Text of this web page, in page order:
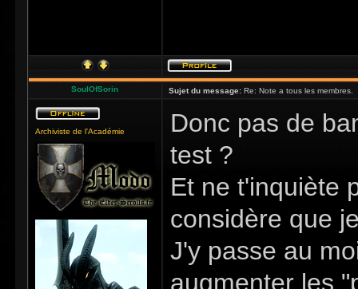
SoulOfSorin Sujet du message: Re: Note a tous les membres.
Archiviste de l'Académie
Donc pas de
test ?
Et ne t'inquiète
considère que
J'y passe au
augmenter les